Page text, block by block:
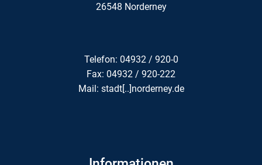
26548 Norderney
Telefon: 04932 / 920-0
Fax: 04932 / 920-222
Mail: stadt[..]norderney.de